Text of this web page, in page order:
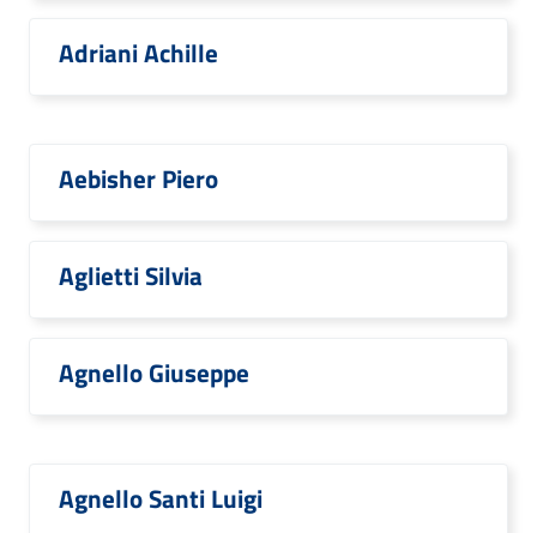
Adriani Achille
Aebisher Piero
Aglietti Silvia
Agnello Giuseppe
Agnello Santi Luigi